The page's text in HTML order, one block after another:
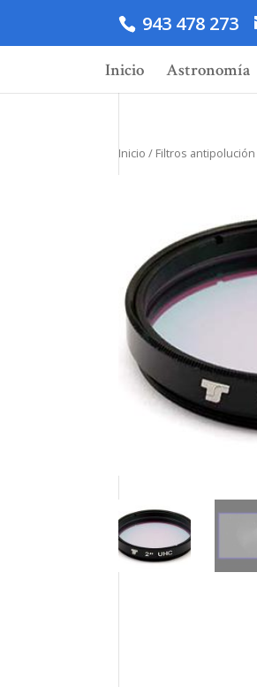
943 478 273
Inicio Astronomía
Inicio / Filtros antipolución